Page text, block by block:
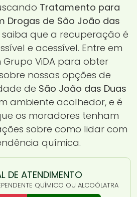
Tratamento para
Drogas de São João das
saiba que a recuperação é
e acessível. Entre em
ViDA para obter
nossas opções de
de São João das Duas
ambiente acolhedor, e é
os moradores tenham
sobre como lidar com
química.
DE ATENDIMENTO
QUÍMICO OU ALCOÓLATRA